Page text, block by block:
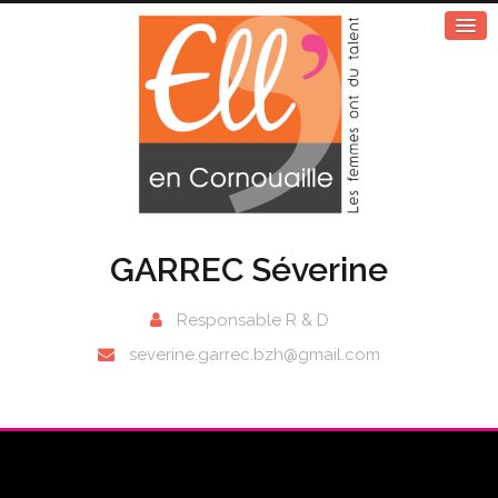
GARREC Séverine
Responsable R & D
severine.garrec.bzh@gmail.com